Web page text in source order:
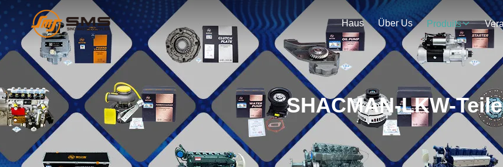
Haus Über Us Produits
SHACMAN-LKW-Teile